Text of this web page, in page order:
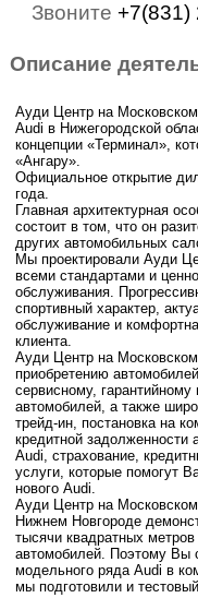
Звоните +7(831)
Описание
Ауди Центр на
Audi в Нижегородской
концепции «Терминал»,
«Ангару».
Официальное открытие
года.
Главная архитектурная
состоит в том, что он
других автомобильных
Мы проектировали Ауди
всеми стандартами и
обслуживания.
спортивный характер,
обслуживание и
клиента.
Ауди Центр на
приобретению
сервисному,
автомобилей, а также
трейд-ин, постановка на
кредитной задолженности
Audi, страхование,
услуги, которые помогут
нового Audi.
Ауди Центр на
Нижнем Новгороде
тысячи квадратных
автомобилей. Поэтому Вы
модельного ряда Audi в
мы подготовили и